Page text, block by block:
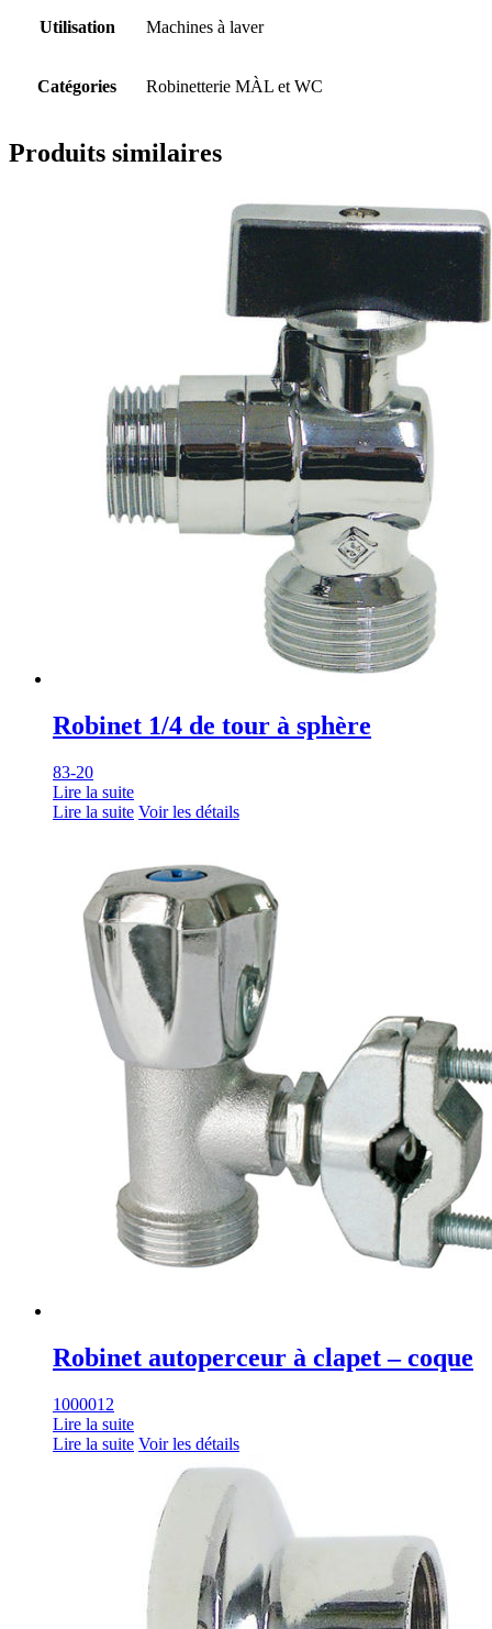
Utilisation Machines à laver
Catégories Robinetterie MÀL et WC
Produits similaires
Robinet 1/4 de tour à sphère
83-20
Lire la suite
Lire la suite Voir les détails
Robinet autoperceur à clapet – coque
1000012
Lire la suite
Lire la suite Voir les détails